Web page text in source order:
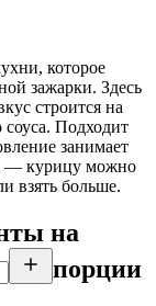
которое
зажарки. Здесь
строится на
соуса. Подходит
занимает
— курицу можно
взять больше.
на
порции